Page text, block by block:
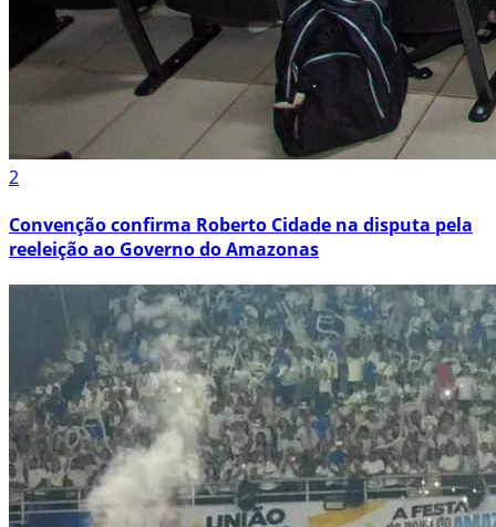
2
Convenção confirma Roberto Cidade na disputa pela
reeleição ao Governo do Amazonas